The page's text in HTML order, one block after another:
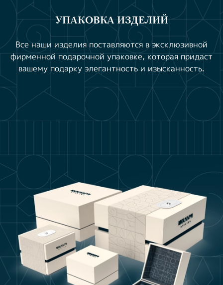
УПАКОВКА ИЗДЕЛИЙ
Все наши изделия поставляются в эксклюзивной
фирменной подарочной упаковке, которая придаст
вашему подарку элегантность и изысканность.